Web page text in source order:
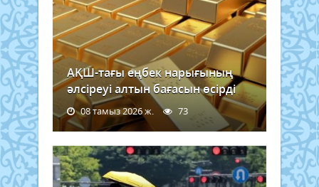
АҚШ-тағы еңбек нарығының
әлсіреуі алтын бағасын өсірді
08 тамыз 2026 ж. 73